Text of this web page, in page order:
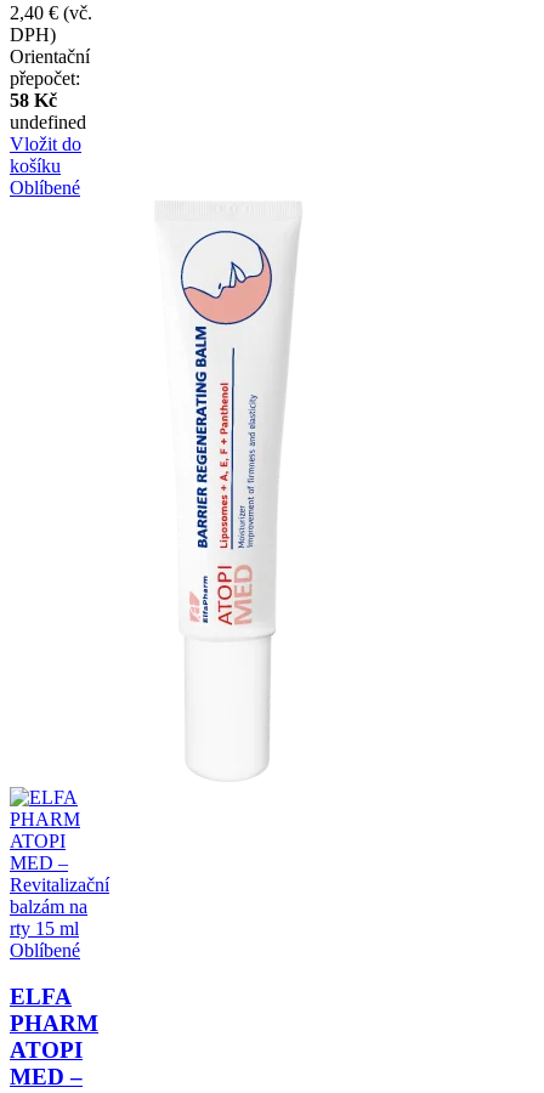
2,40 € (vč.
DPH)
Orientační
přepočet:
58 Kč
undefined
Vložit do
košíku
Oblíbené
Oblíbené
ELFA
PHARM
ATOPI
MED –